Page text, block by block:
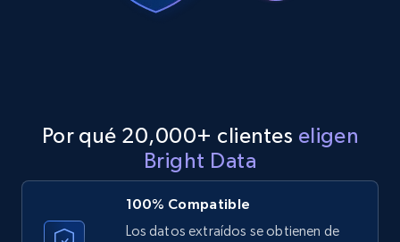
Account id, Nickname, Biography, Awg
Youtube - Videos posts
URL, Title, Youtuber, Youtuber md5, Video url,
Por qué 20,000+ clientes eligen
Bright Data
100% Compatible
Los datos extraídos se obtienen de